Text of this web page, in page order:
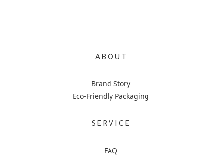
A B O U T
Brand Story
Eco-Friendly Packaging
S E R V I C E
FAQ